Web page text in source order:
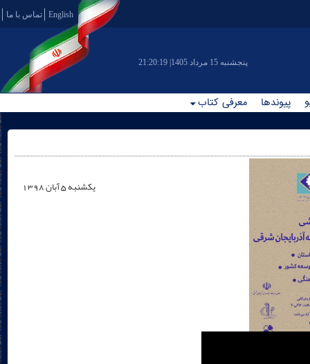
English تماس با ما
21:20:19 |پنجشنبه 15 مرداد 1405
پیوندها معرفی کتاب
يکشنبه 5 آبان 1398